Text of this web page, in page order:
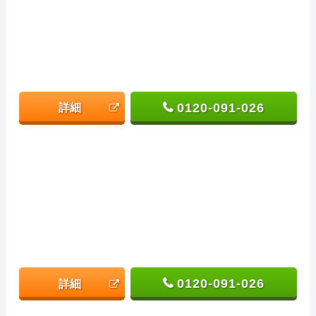
詳細 0120-091-026
詳細 0120-091-026